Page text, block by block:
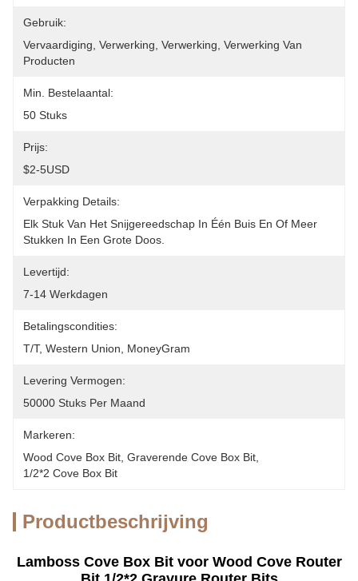
Gebruik:
Vervaardiging, Verwerking, Verwerking, Verwerking Van
Producten
Min. Bestelaantal:
50 Stuks
Prijs:
$2-5USD
Verpakking Details:
Elk Stuk Van Het Snijgereedschap In Één Buis En Of Meer
Stukken In Een Grote Doos.
Levertijd:
7-14 Werkdagen
Betalingscondities:
T/T, Western Union, MoneyGram
Levering Vermogen:
50000 Stuks Per Maand
Markeren:
Wood Cove Box Bit Graverende Cove Box Bit
1/2*2 Cove Box Bit
Productbeschrijving
Lamboss Cove Box Bit voor Wood Cove Router